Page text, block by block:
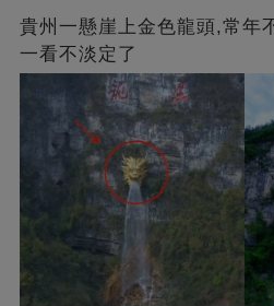
貴州一懸崖上金色龍頭,常年
一看不淡定了